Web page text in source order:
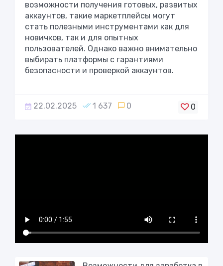
возможности получения готовых, развитых
аккаунтов, такие маркетплейсы могут
стать полезными инструментами как для
новичков, так и для опытных
пользователей. Однако важно внимательно
выбирать платформы с гарантиями
безопасности и проверкой аккаунтов.
22.02.2025 1 637 0 0